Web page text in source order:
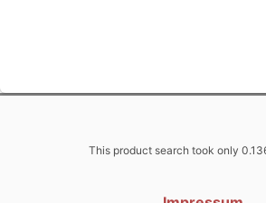
This product search took only